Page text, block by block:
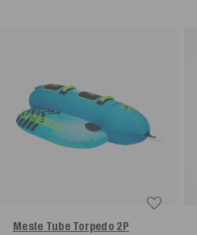
Mesle Tube Torpedo 2P